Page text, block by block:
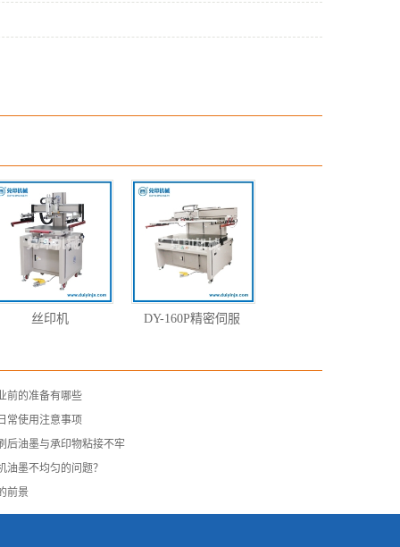
丝印机 DY-160P精密伺服
前的准备有哪些
常使用注意事项
后油墨与承印物粘接不牢
油墨不均匀的问题？
前景